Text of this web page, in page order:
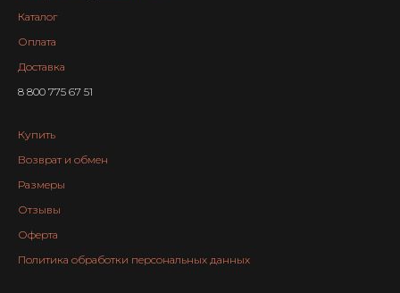
Каталог
Оплата
Доставка
8 800 775 67 51
Купить
Возврат и обмен
Размеры
Отзывы
Оферта
Политика обработки персональных данных
НАБОР ИЗ 4 ТРУСИКОВ
НАБОР ИЗ 4 ТРУСИКОВ NEW
НАБОР ИЗ 9 ТРУСИКОВ
КАТАЛОГ ТОВАРОВ
СВЯЗАТЬСЯ
ВКОНТАКТЕ